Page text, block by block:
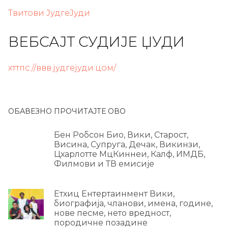
Твитови ЈудгеЈуди
ВЕБСАЈТ СУДИЈЕ ЏУДИ
хттпс://ввв.јудгејуди.цом/
ОБАВЕЗНО ПРОЧИТАЈТЕ ОВО
Бен Робсон Био, Вики, Старост,
Висина, Супруга, Дечак, Викинзи,
Цхарлотте МцКиннеи, Калф, ИМДБ,
Филмови и ТВ емисије
Етхиц Ентертаинмент Вики,
биографија, чланови, имена, године,
нове песме, нето вредност,
породичне позадине